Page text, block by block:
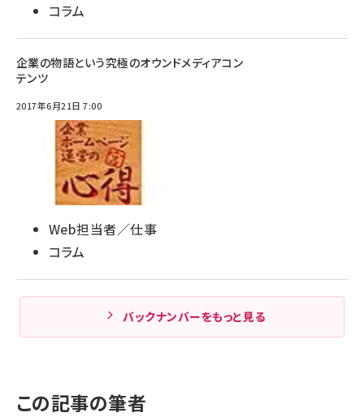
コラム
企業の物語という究極のオウンドメディアコン
テンツ
2017年6月21日 7:00
Web担当者／仕事
コラム
バックナンバーをもっと見る
この記事の筆者